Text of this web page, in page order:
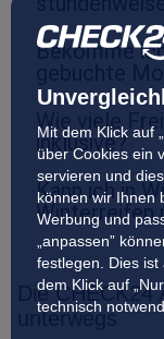
Mit dem Klick auf
über Cookies ein
servieren und
können wir Ihnen
Werbung und
„anpassen”
festlegen. Dies
dem Klick auf
technisch
Bekomme
Wie viele
inklusive?
Kann ich in
Winterreifen
Die
unterwegs